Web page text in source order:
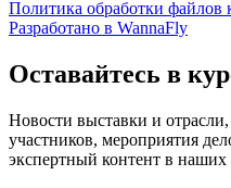
Политика обработки файлов
Разработано в WannaFly
Оставайтесь в
Новости выставки и
участников, мероприятия
экспертный контент в наших